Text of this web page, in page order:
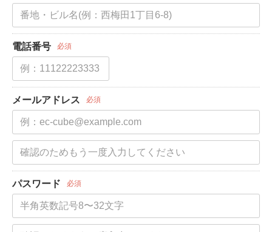
電話番号 必須
メールアドレス 必須
パスワード 必須